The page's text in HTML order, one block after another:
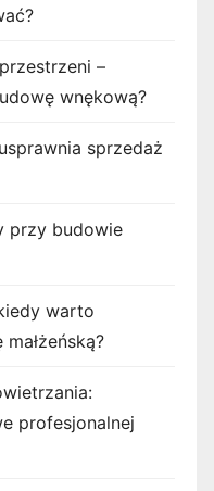
–
wnękową?
sprzedaż
przy budowie
warto
profesjonalnej